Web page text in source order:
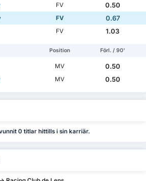
FV
0.50
FV
0.67
FV 1.03
Position Förl. / 90'
MV
0.50
MV 0.50
0 titlar hittills i sin karriär.